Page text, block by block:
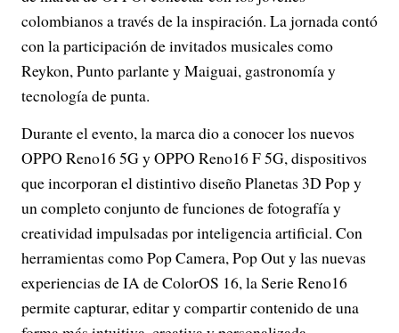
colombianos a través de la inspiración. La jornada contó
con la participación de invitados musicales como
Reykon, Punto parlante y Maiguai, gastronomía y
tecnología de punta.
Durante el evento, la marca dio a conocer los nuevos
OPPO Reno16 5G y OPPO Reno16 F 5G, dispositivos
que incorporan el distintivo diseño Planetas 3D Pop y
un completo conjunto de funciones de fotografía y
creatividad impulsadas por inteligencia artificial. Con
herramientas como Pop Camera, Pop Out y las nuevas
experiencias de IA de ColorOS 16, la Serie Reno16
permite capturar, editar y compartir contenido de una